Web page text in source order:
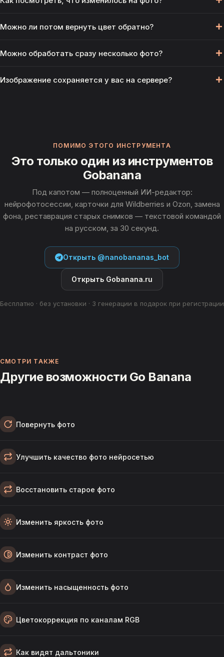
Если нужно частичное обесцвечивание или управление
насыщенностью, используй отдельный инструмент
После обработки открывается лайтбокс со сравнением До/
оценить результат перед скачиванием.
Можно ли потом вернуть цвет обратно?
Нет, преобразование в чёрно-белое необратимо теряет
он может понадобиться в цвете позже.
Можно обработать сразу несколько фото?
Да, до 15 файлов за раз — каждое обрабатывается
Изображение сохраняется у вас на сервере?
ПОМИМО ЭТОГО ИНСТРУМЕНТА
Это только один из инструментов
Gobanana
Под капотом — полноценный ИИ-редактор:
нейрофотосессии, карточки для Wildberries и Ozon, замена
фона, реставрация старых снимков — текстовой командой
на русском, за 30 секунд.
Открыть @nanobananas_bot
Открыть Gobanana.ru
Бесплатно · без установки · 3 генерации в подарок при регистрации
СМОТРИ ТАКЖЕ
Другие возможности Go Banana
Повернуть фото
Улучшить качество фото нейросетью
Восстановить старое фото
Изменить яркость фото
Изменить контраст фото
Изменить насыщенность фото
Цветокоррекция по каналам RGB
Как видят дальтоники